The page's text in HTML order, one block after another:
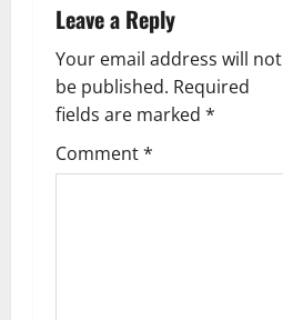
g
a
t
i
Leave a Reply
Your email address will not
be published. Required
fields are marked *
Comment*